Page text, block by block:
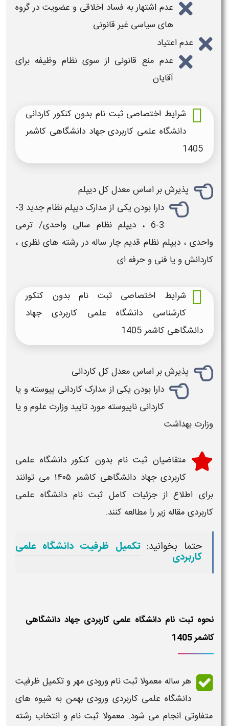
عدم اشتهار به فساد اخلاقی و عضویت در گروه
های سیاسی غیر قانونی
عدم اعتیاد
عدم منع قانونی از سوی نظام وظیفه برای
آقایان
شرایط اختصاصی ثبت نام بدون کنکور کاردانی
دانشگاه علمی کاربردی جهاد دانشگاهی کاشمر
1405
پذیرش بر اساس معدل کل دیپلم
دارا بودن یکی از مدارک دیپلم نظام جدید 3-
3-6 ، دیپلم نظام سالی واحدی/ ترمی
واحدی ، دیپلم نظام قدیم چار ساله در رشته های نظری ،
کاردانش و یا فنی و حرفه ای
شرایط اختصاصی ثبت نام بدون کنکور
کارشناسی دانشگاه علمی کاربردی جهاد
دانشگاهی کاشمر 1405
پذیرش بر اساس معدل کل کاردانی
دارا بودن یکی از مدارک کاردانی پیوسته و یا
کاردانی ناپیوسته مورد تایید وزارت علوم و یا
وزارت بهداشت
متقاضیان ثبت نام بدون کنکور دانشگاه علمی
کاربردی جهاد دانشگاهی کاشمر ۱۴۰۵
می توانند
برای اطلاع از جزئیات کامل ثبت نام دانشگاه علمی
کاربردی مقاله زیر را مطالعه کنند.
حتما بخوانید: تکمیل ظرفیت دانشگاه علمی
کاربردی
نحوه ثبت نام دانشگاه علمی کاربردی جهاد دانشگاهی
کاشمر 1405
هر ساله معمولا ثبت نام ورودی مهر و تکمیل ظرفیت
دانشگاه علمی کاربردی ورودی بهمن به شیوه های
متفاوتی انجام می شود. معمولا ثبت نام و انتخاب رشته